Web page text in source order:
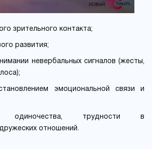
зрительного контакта;
развития;
невербальных сигналов (жесты,
эмоциональной связи и
одиночества, трудности в
отношений.